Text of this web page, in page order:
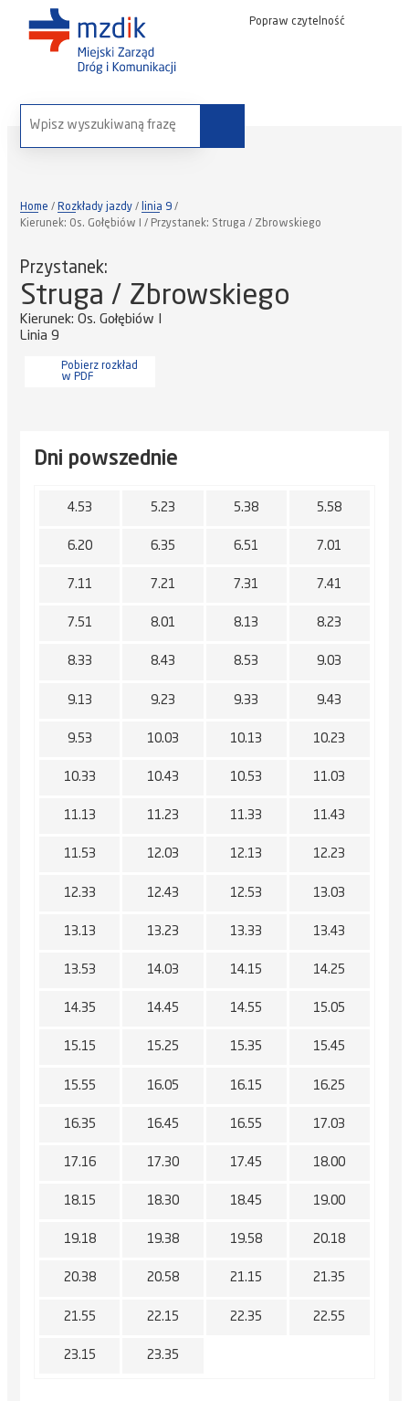
Popraw czytelność
wyszukaj na stronie:
Home Rozkłady jazdy
linia 9
Kierunek: Os. Gołębiów I / Przystanek: Struga / Zbrowskiego
Przystanek:
Struga / Zbrowskiego
Kierunek: Os. Gołębiów I
Linia 9
Pobierz rozkład
w PDF
Dni powszednie
4.53 5.23 5.38 5.58
6.20 6.35 6.51 7.01
7.11 7.21 7.31 7.41
7.51 8.01 8.13 8.23
8.33 8.43 8.53 9.03
9.13 9.23 9.33 9.43
9.53 10.03 10.13 10.23
10.33 10.43 10.53 11.03
11.13 11.23 11.33 11.43
11.53 12.03 12.13 12.23
12.33 12.43 12.53 13.03
13.13 13.23 13.33 13.43
13.53 14.03 14.15 14.25
14.35 14.45 14.55 15.05
15.15 15.25 15.35 15.45
15.55 16.05 16.15 16.25
16.35 16.45 16.55 17.03
17.16 17.30 17.45 18.00
18.15 18.30 18.45 19.00
19.18 19.38 19.58 20.18
20.38 20.58 21.15 21.35
21.55 22.15 22.35 22.55
23.15 23.35